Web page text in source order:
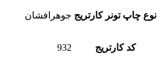
نوع چاپ تونر کارتریج جوهرافشان
کد کارتریج 932